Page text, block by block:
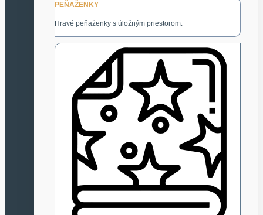
PEŇAŽENKY
Hravé peňaženky s úložným priestorom.